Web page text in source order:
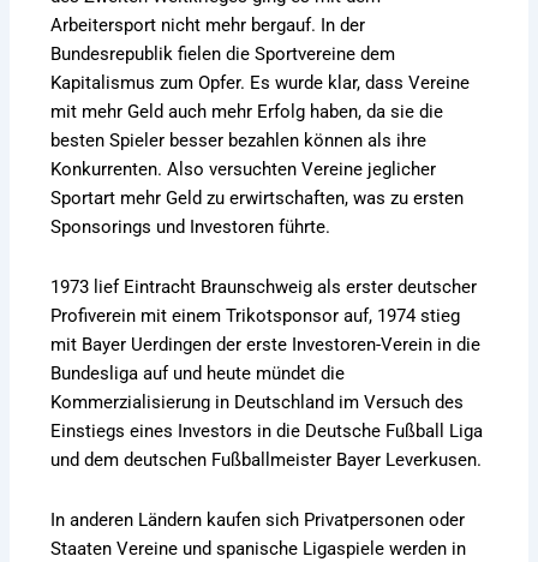
Arbeitersport nicht mehr bergauf. In der
Bundesrepublik fielen die Sportvereine dem
Kapitalismus zum Opfer. Es wurde klar, dass Vereine
mit mehr Geld auch mehr Erfolg haben, da sie die
besten Spieler besser bezahlen können als ihre
Konkurrenten. Also versuchten Vereine jeglicher
Sportart mehr Geld zu erwirtschaften, was zu ersten
Sponsorings und Investoren führte.
1973 lief Eintracht Braunschweig als erster deutscher
Profiverein mit einem Trikotsponsor auf, 1974 stieg
mit Bayer Uerdingen der erste Investoren-Verein in die
Bundesliga auf und heute mündet die
Kommerzialisierung in Deutschland im Versuch des
Einstiegs eines Investors in die Deutsche Fußball Liga
und dem deutschen Fußballmeister Bayer Leverkusen.
In anderen Ländern kaufen sich Privatpersonen oder
Staaten Vereine und spanische Ligaspiele werden in